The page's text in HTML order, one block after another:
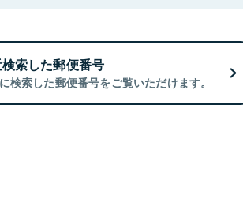
索した郵便番号
検索した郵便番号をご覧いただけます。